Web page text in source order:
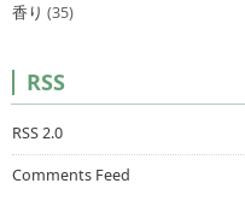
香り (35)
RSS
RSS 2.0
Comments Feed